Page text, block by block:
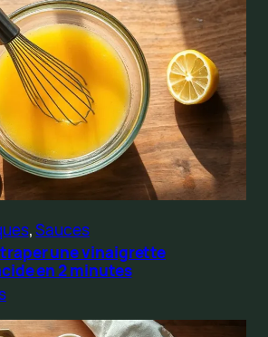
, Sauces
une vinaigrette
en 2 minutes